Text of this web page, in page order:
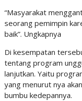
“Masyarakat
seorang pemimpin
baik”. Ungkapnya
Di kesempatan
tentang program
lanjutkan. Yaitu
yang menurut nya
bumbu kedepannya.